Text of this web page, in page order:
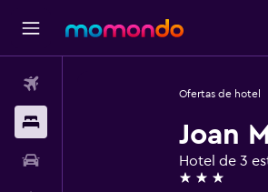
Ofertas de hotel
Joan
Hotel de 3
3 estrellas